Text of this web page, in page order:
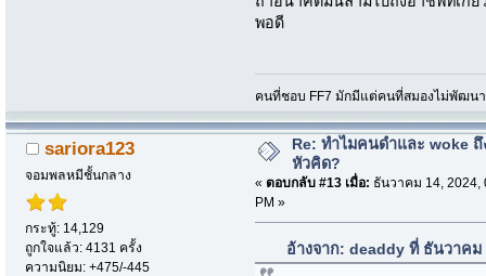
พอดี
คนที่ชอบ FF7 มักมีแต่คนที่สมองไม่พัฒนา
sariora123
จอมพลหมีชั้นกลาง
กระทู้: 14,129
ถูกใจแล้ว: 4131 ครั้ง
ความนิยม: +475/-445
Re: ทำไมคนดำและ woke ถึ
หัวคิด?
« ตอบกลับ #13 เมื่อ: ธันวาคม 14, 2024,
PM »
อ้างจาก: deaddy ที่ ธันวาคม